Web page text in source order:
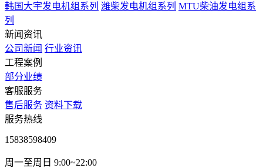
韩国大宇发电机组系列 潍柴发电机组系列 MTU柴油发电组系
列
新闻资讯
公司新闻 行业资讯
工程案例
部分业绩
客服服务
售后服务 资料下载
服务热线
15838598409
周一至周日 9:00~22:00